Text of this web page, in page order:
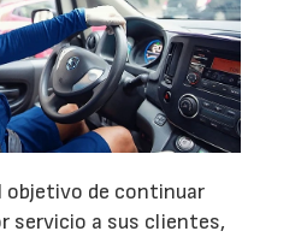
objetivo de continuar
servicio a sus clientes,